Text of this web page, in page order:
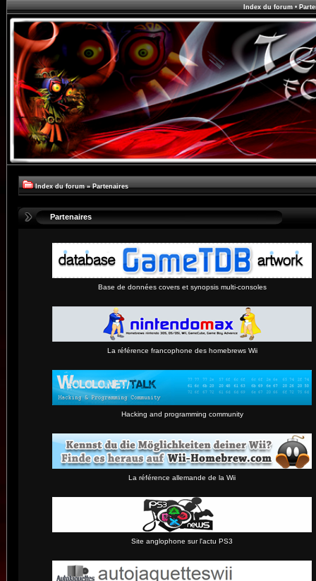
Index du forum•
Index du forum » Partenaires
Partenaires
Base de données covers et synopsis multi-consoles
La référence francophone des homebrews Wii
Hacking and programming community
La référence allemande de la Wii
Site anglophone sur l'actu PS3